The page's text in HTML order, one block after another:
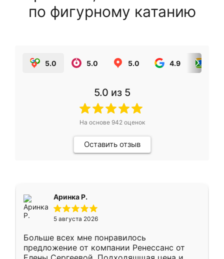
по фигурному катанию
5.0 5.0 5.0 4.9
5.0 из 5
На основе 942оценок
Оставить отзыв
Аринка Р.
5 августа 2026
Больше всех мне понравилось
предложение от компании Ренессанс от